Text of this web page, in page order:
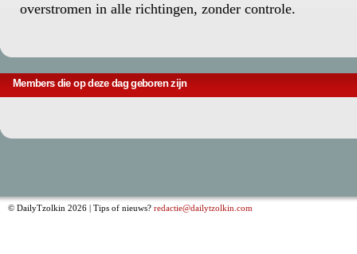
overstromen in alle richtingen, zonder controle.
Members die op deze dag geboren zijn
© DailyTzolkin 2026 | Tips of nieuws? redactie@dailytzolkin.com